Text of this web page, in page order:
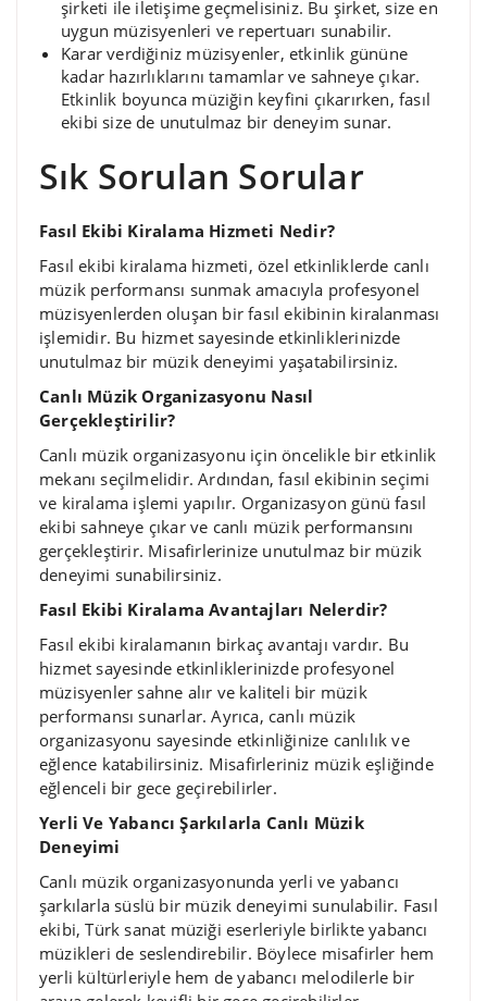
şirketi ile iletişime geçmelisiniz. Bu şirket, size en
uygun müzisyenleri ve repertuarı sunabilir.
Karar verdiğiniz müzisyenler, etkinlik gününe
kadar hazırlıklarını tamamlar ve sahneye çıkar.
Etkinlik boyunca müziğin keyfini çıkarırken, fasıl
ekibi size de unutulmaz bir deneyim sunar.
Sık Sorulan Sorular
Fasıl Ekibi Kiralama Hizmeti Nedir?
Fasıl ekibi kiralama hizmeti, özel etkinliklerde canlı
müzik performansı sunmak amacıyla profesyonel
müzisyenlerden oluşan bir fasıl ekibinin kiralanması
işlemidir. Bu hizmet sayesinde etkinliklerinizde
unutulmaz bir müzik deneyimi yaşatabilirsiniz.
Canlı Müzik Organizasyonu Nasıl
Gerçekleştirilir?
Canlı müzik organizasyonu için öncelikle bir etkinlik
mekanı seçilmelidir. Ardından, fasıl ekibinin seçimi
ve kiralama işlemi yapılır. Organizasyon günü fasıl
ekibi sahneye çıkar ve canlı müzik performansını
gerçekleştirir. Misafirlerinize unutulmaz bir müzik
deneyimi sunabilirsiniz.
Fasıl Ekibi Kiralama Avantajları Nelerdir?
Fasıl ekibi kiralamanın birkaç avantajı vardır. Bu
hizmet sayesinde etkinliklerinizde profesyonel
müzisyenler sahne alır ve kaliteli bir müzik
performansı sunarlar. Ayrıca, canlı müzik
organizasyonu sayesinde etkinliğinize canlılık ve
eğlence katabilirsiniz. Misafirleriniz müzik eşliğinde
eğlenceli bir gece geçirebilirler.
Yerli Ve Yabancı Şarkılarla Canlı Müzik
Deneyimi
Canlı müzik organizasyonunda yerli ve yabancı
şarkılarla süslü bir müzik deneyimi sunulabilir. Fasıl
ekibi, Türk sanat müziği eserleriyle birlikte yabancı
müzikleri de seslendirebilir. Böylece misafirler hem
yerli kültürleriyle hem de yabancı melodilerle bir